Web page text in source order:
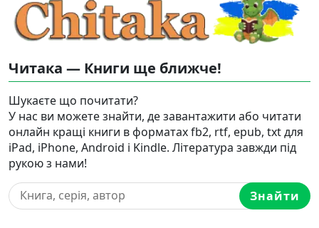
Читака — Книги ще ближче!
Шукаєте що почитати?
У нас ви можете знайти, де завантажити або читати
онлайн кращі книги в форматах fb2, rtf, epub, txt для
iPad, iPhone, Android і Kindle. Література завжди під
рукою з нами!
Знайти